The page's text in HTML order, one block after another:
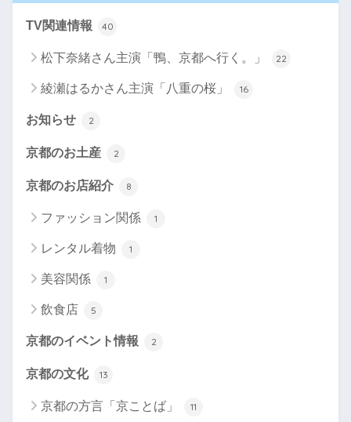
TV関連情報 40
松下奈緒さん主演「鴨、京都へ行く。」 22
綾瀬はるかさん主演「八重の桜」 16
お知らせ 2
京都のお土産 2
京都のお店紹介 8
ファッション関係 1
レンタル着物 1
美容関係 1
飲食店 5
京都のイベント情報 2
京都の文化 13
京都の方言「京ことば」 11